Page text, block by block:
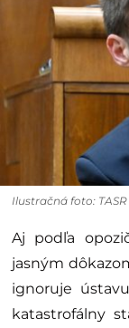
Ilustračná foto:
Aj podľa
jasným
ignoruje
katastrofálny